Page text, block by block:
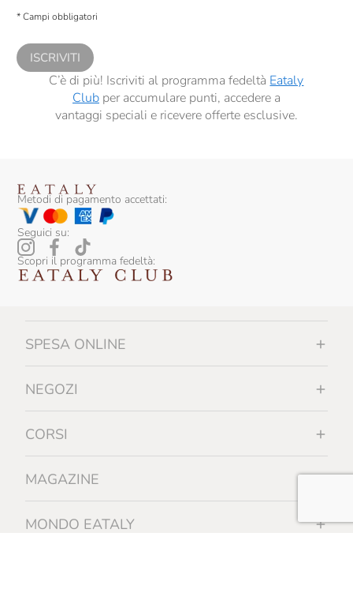
comunicazioni commerciali personalizzate, in caso di consenso prestato ai
* Campi obbligatori
ISCRIVITI
C’è di più! Iscriviti al programma fedeltà Eataly
Clubper accumulare punti, accedere a
vantaggi speciali e ricevere offerte esclusive.
Metodi di pagamento accettati:
Seguici su:
Scopri il programma fedeltà:
SPESA ONLINE
NEGOZI
CORSI
MAGAZINE
MONDO EATALY